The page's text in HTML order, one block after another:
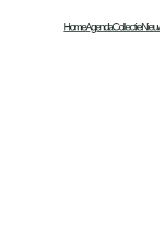
HomeAgendaCollectie